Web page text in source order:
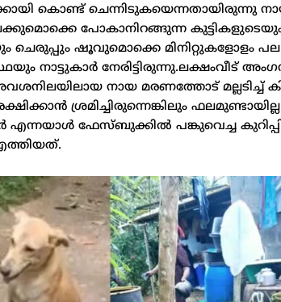
കൊണ്ട് ചെന്നിടുകയെന്നതായിരുന്നു
പോകാനിറങ്ങുന്ന
ചെരുപ്പും ഷൂവുമൊക്കെ മിനിറ്റുകളോളം
നേരിട്ടിരുന്നു.ലക്ഷംവീട്
നായ മരണത്തോട് മല്ലടിച്ച്‌
ശ്രമിച്ചിരുന്നെങ്കിലും
ഫേസ്ബുക്കില്‍ പങ്കുവെച്ച